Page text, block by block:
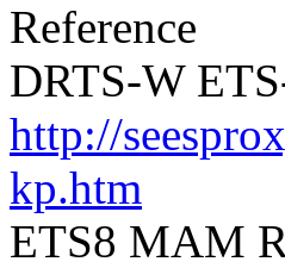
Reference
DRTS-W
http://
kp.htm
ETS8 MAM